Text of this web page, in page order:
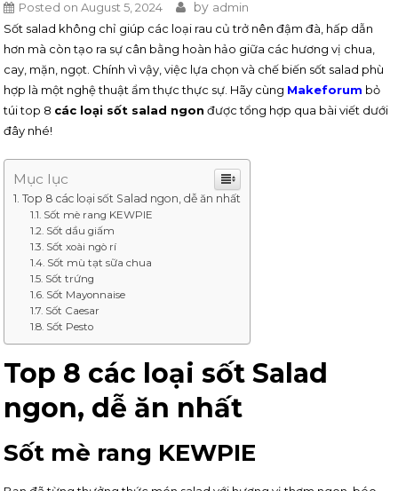
Posted onAugust 5, 2024 by admin
Sốt salad không chỉ giúp các loại rau củ trở nên đậm đà, hấp dẫn
hơn mà còn tạo ra sự cân bằng hoàn hảo giữa các hương vị chua,
cay, mặn, ngọt. Chính vì vậy, việc lựa chọn và chế biến sốt salad phù
hợp là một nghệ thuật ẩm thực thực sự. Hãy cùng Makeforum bỏ
túi top 8 các loại sốt salad ngon được tổng hợp qua bài viết dưới
đây nhé!
Mục lục
Top 8 các loại sốt Salad ngon, dễ ăn nhất
Sốt mè rang KEWPIE
Sốt dầu giấm
Sốt xoài ngò rí
Sốt mù tạt sữa chua
Sốt trứng
Sốt Mayonnaise
Sốt Caesar
Sốt Pesto
Top 8 các loại sốt Salad
ngon, dễ ăn nhất
Sốt mè rang KEWPIE